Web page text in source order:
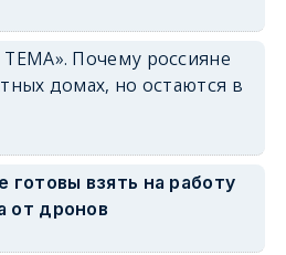
Почему россияне
домах, но остаются в
готовы взять на работу
от дронов